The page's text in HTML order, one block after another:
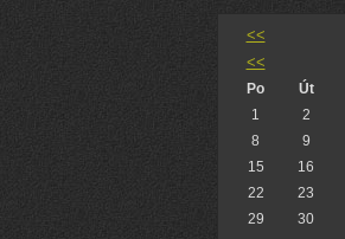
<<
<<
Po
Út
1
2
8
9
15
16
22
23
29
30